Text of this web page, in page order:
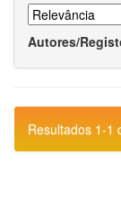
Autores/
Resultados 1-1